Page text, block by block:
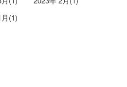
(1)